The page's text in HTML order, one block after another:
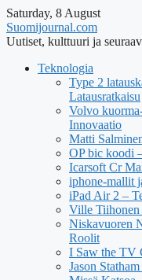
Saturday, 8 August
Suomijournal.com
Uutiset, kulttuuri ja
Teknologia
Type 2
Latausratkaisu
Volvo
Innovaatio
Matti
OP bic koodi
Icarsoft Cr
iphone-mallit
iPad Air 2 –
Ville Tiihonen
Niskavuoren
Roolit
I Saw the TV
Jason